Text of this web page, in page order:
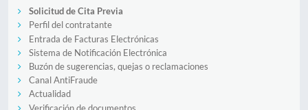
Solicitud de Cita Previa
Perfil del contratante
Entrada de Facturas Electrónicas
Sistema de Notificación Electrónica
Buzón de sugerencias, quejas o reclamaciones
Canal AntiFraude
Actualidad
Verificación de documentos